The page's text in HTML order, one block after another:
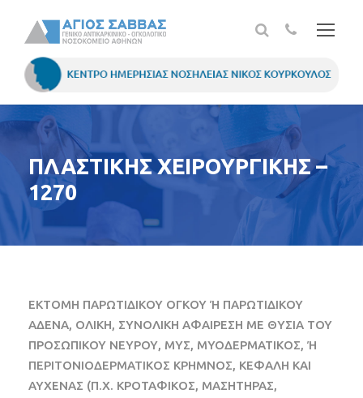
ΠΛΑΣΤΙΚΗΣ ΧΕΙΡΟΥΡΓΙΚΗΣ –
1270
ΕΚΤΟΜΗ ΠΑΡΩΤΙΔΙΚΟΥ ΟΓΚΟΥ Ή ΠΑΡΩΤΙΔΙΚΟΥ
ΑΔΕΝΑ, ΟΛΙΚΗ, ΣΥΝΟΛΙΚΗ ΑΦΑΙΡΕΣΗ ΜΕ ΘΥΣΙΑ ΤΟΥ
ΠΡΟΣΩΠΙΚΟΥ ΝΕΥΡΟΥ, ΜΥΣ, ΜΥΟΔΕΡΜΑΤΙΚΟΣ, Ή
ΠΕΡΙΤΟΝΙΟΔΕΡΜΑΤΙΚΟΣ ΚΡΗΜΝΟΣ, ΚΕΦΑΛΗ ΚΑΙ
ΑΥΧΕΝΑΣ (Π.Χ. ΚΡΟΤΑΦΙΚΟΣ, ΜΑΣΗΤΗΡΑΣ,